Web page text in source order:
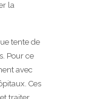
la
tente de
Pour ce
avec
Ces